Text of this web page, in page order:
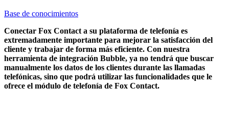
Base de conocimientos
Conectar Fox Contact a su plataforma de telefonía es
extremadamente importante para mejorar la satisfacción del
cliente y trabajar de forma más eficiente. Con nuestra
herramienta de integración Bubble, ya no tendrá que buscar
manualmente los datos de los clientes durante las llamadas
telefónicas, sino que podrá utilizar las funcionalidades que le
ofrece el módulo de telefonía de Fox Contact.